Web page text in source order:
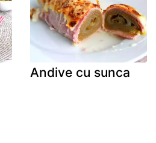
Andive cu sunca